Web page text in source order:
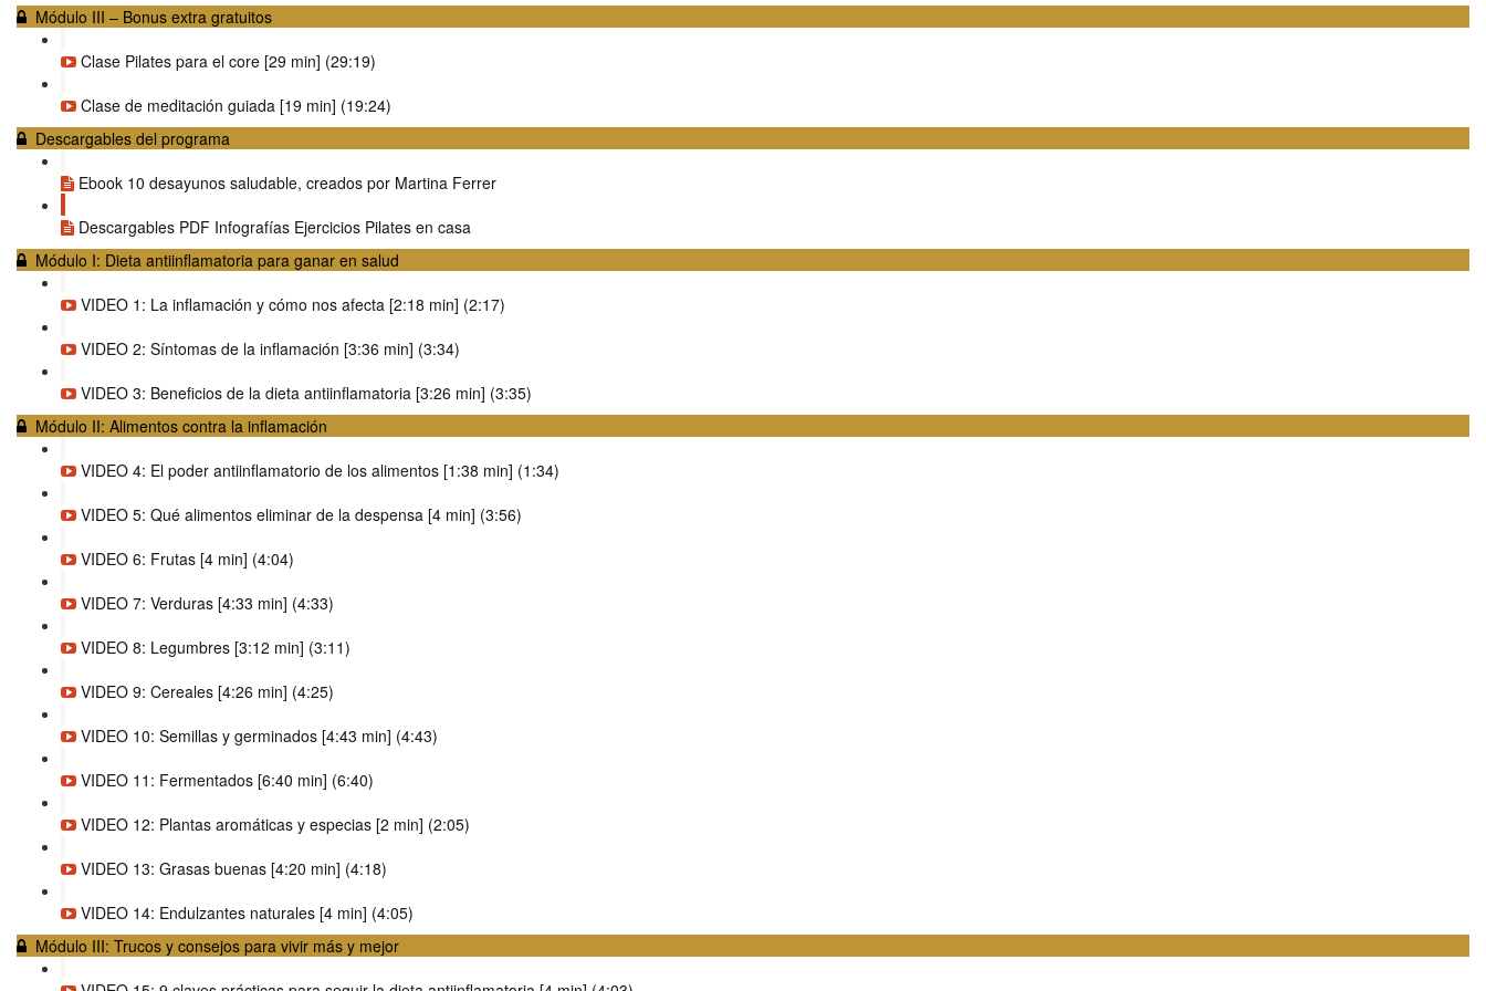
Módulo III – Bonus extra gratuitos
Clase Pilates para el core [29 min] (29:19)
Clase de meditación guiada [19 min] (19:24)
Descargables del programa
Ebook 10 desayunos saludable, creados por Martina Ferrer
Descargables PDF Infografías Ejercicios Pilates en casa
Módulo I: Dieta antiinflamatoria para ganar en salud
VIDEO 1: La inflamación y cómo nos afecta [2:18 min] (2:17)
VIDEO 2: Síntomas de la inflamación [3:36 min] (3:34)
VIDEO 3: Beneficios de la dieta antiinflamatoria [3:26 min] (3:35)
Módulo II: Alimentos contra la inflamación
VIDEO 4: El poder antiinflamatorio de los alimentos [1:38 min] (1:34)
VIDEO 5: Qué alimentos eliminar de la despensa [4 min] (3:56)
VIDEO 6: Frutas [4 min] (4:04)
VIDEO 7: Verduras [4:33 min] (4:33)
VIDEO 8: Legumbres [3:12 min] (3:11)
VIDEO 9: Cereales [4:26 min] (4:25)
VIDEO 10: Semillas y germinados [4:43 min] (4:43)
VIDEO 11: Fermentados [6:40 min] (6:40)
VIDEO 12: Plantas aromáticas y especias [2 min] (2:05)
VIDEO 13: Grasas buenas [4:20 min] (4:18)
VIDEO 14: Endulzantes naturales [4 min] (4:05)
Módulo III: Trucos y consejos para vivir más y mejor